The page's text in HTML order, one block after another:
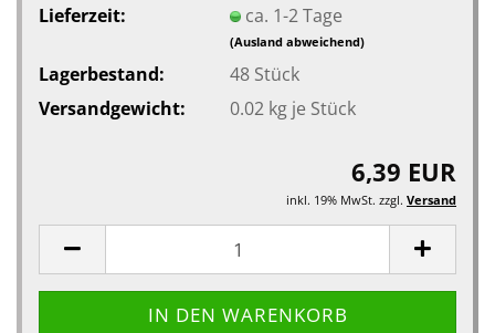
Lieferzeit: ca. 1-2 Tage
(Ausland abweichend)
Lagerbestand: 48 Stück
Versandgewicht:
0.02kg je Stück
6,39 EUR
inkl. 19% MwSt. zzgl. Versand